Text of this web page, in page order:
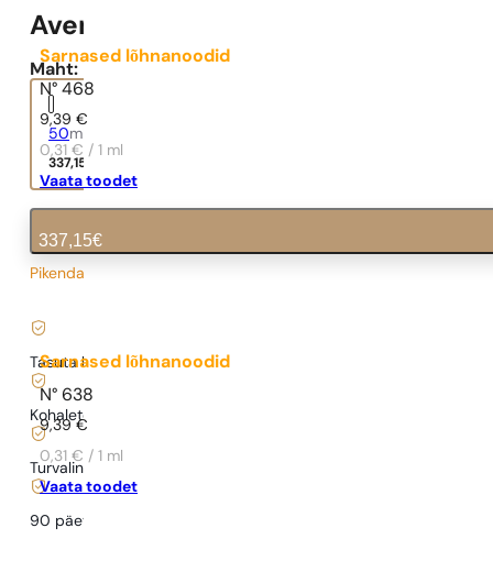
Sarnased lõhnanoodid
N° 468
9,39€
0,31 € / 1 ml
Vaata toodet
Sarnased lõhnanoodid
N° 638
9,39€
0,31 € / 1 ml
Vaata toodet
Aventus
Maht:
50ml
337,15
337,15€
Pikendatud tarneaeg
Tasuta kohaletoimetamine alates
Kohaletoimetamine alates
Turvaline ostlemine ja maksed
90 päeva